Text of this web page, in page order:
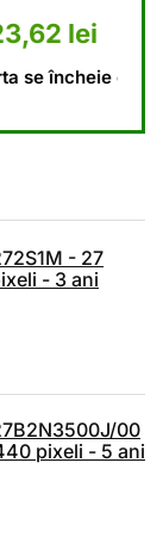
1.711,62
curent
- 27
- 3 ani
00
pixeli - 5 ani